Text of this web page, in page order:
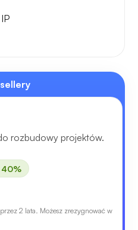
rozbudowy projektów.
40%
2 lata. Możesz zrezygnować w